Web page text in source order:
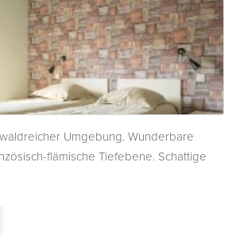
Umgebung. Wunderbare
flämische Tiefebene. Schattige